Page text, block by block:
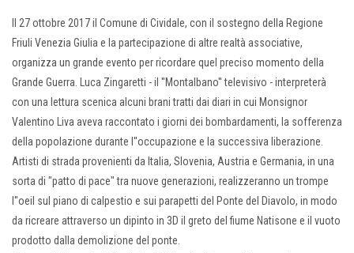
Il 27 ottobre 2017 il Comune di Cividale, con il sostegno della Regione
Friuli Venezia Giulia e la partecipazione di altre realtà associative,
organizza un grande evento per ricordare quel preciso momento della
Grande Guerra. Luca Zingaretti - il ''Montalbano'' televisivo - interpreterà
con una lettura scenica alcuni brani tratti dai diari in cui Monsignor
Valentino Liva aveva raccontato i giorni dei bombardamenti, la sofferenza
della popolazione durante l''occupazione e la successiva liberazione.
Artisti di strada provenienti da Italia, Slovenia, Austria e Germania, in una
sorta di "patto di pace" tra nuove generazioni, realizzeranno un trompe
l''oeil sul piano di calpestio e sui parapetti del Ponte del Diavolo, in modo
da ricreare attraverso un dipinto in 3D il greto del fiume Natisone e il vuoto
prodotto dalla demolizione del ponte.